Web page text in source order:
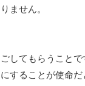
ません。
してもらうことで
することが使命だ